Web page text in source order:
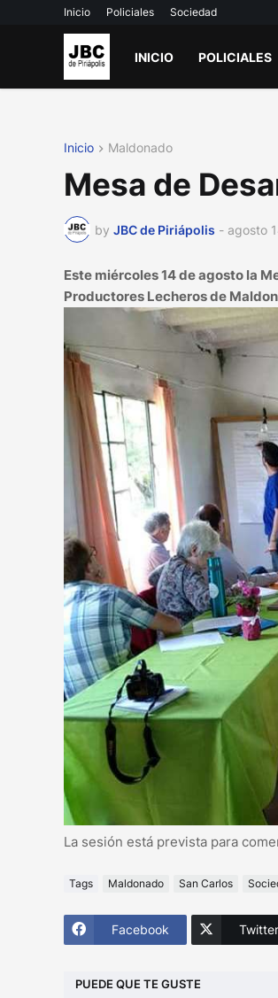
Inicio Policiales Sociedad
INICIO POLICIALES
Inicio Maldonado
Mesa de
by JBC de Piriápolis - agosto
Este miércoles 14 de agosto la
Productores Lecheros de
La sesión está prevista para
Tags Maldonado San Carlos
Facebook Twitter
PUEDE QUE TE GUSTE